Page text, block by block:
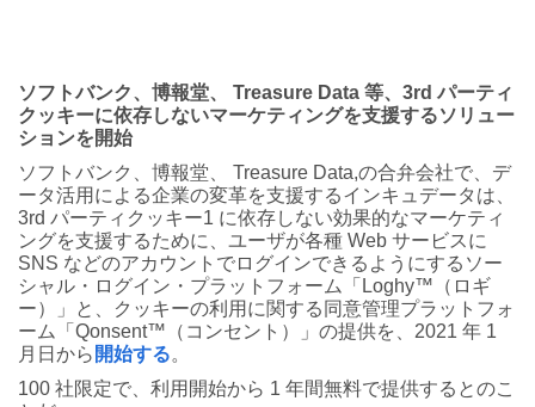
ソフトバンク、博報堂、 Treasure Data 等、3rd パーティ
クッキーに依存しないマーケティングを支援するソリュー
ションを開始
ソフトバンク、博報堂、 Treasure Data,の合弁会社で、デ
ータ活用による企業の変革を支援するインキュデータは、
3rd パーティクッキー1 に依存しない効果的なマーケティ
ングを支援するために、ユーザが各種 Web サービスに
SNS などのアカウントでログインできるようにするソー
シャル・ログイン・プラットフォーム「Loghy™（ロギ
ー）」と、クッキーの利用に関する同意管理プラットフォ
ーム「Qonsent™（コンセント）」の提供を、2021 年 1
月日から 開始する。
100 社限定で、利用開始から 1 年間無料で提供するとのこ